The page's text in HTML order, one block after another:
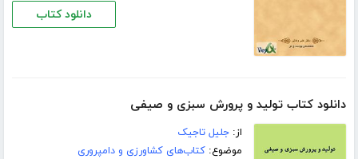
دانلود کتاب
دانلود کتاب تولید و پرورش سبزی و صیفی
از:جلیل تاجیک
موضوع:کتاب‌های کشاورزی و دامپروری